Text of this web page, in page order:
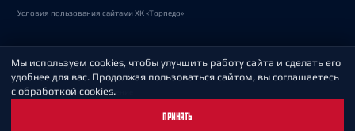
Условия пользования сайтами ХК «Торпедо»
Политика обработки персональных данных
Пользовательское соглашение
Мы используем cookies, чтобы улучшить работу сайта и сделать его
удобнее для вас. Продолжая пользоваться сайтом, вы соглашаетесь
с обработкой cookies.
ПРИНЯТЬ